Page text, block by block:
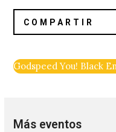
Godspeed You! Black
Más eventos